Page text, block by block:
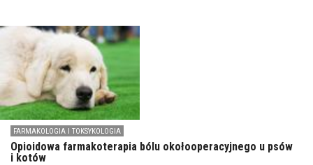
FARMAKOLOGIA I TOKSYKOLOGIA
Opioidowa farmakoterapia bólu okołooperacyjnego u psów
i kotów